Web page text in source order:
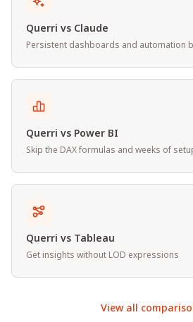
Querri vs Claude
Persistent dashboards and automation
Querri vs Power BI
Skip the DAX formulas and weeks of
Querri vs Tableau
Get insights without LOD expressions
View all